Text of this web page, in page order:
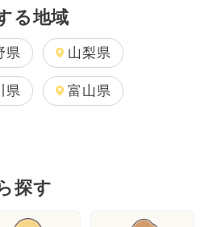
る地域
県 山梨県
県 富山県
探す